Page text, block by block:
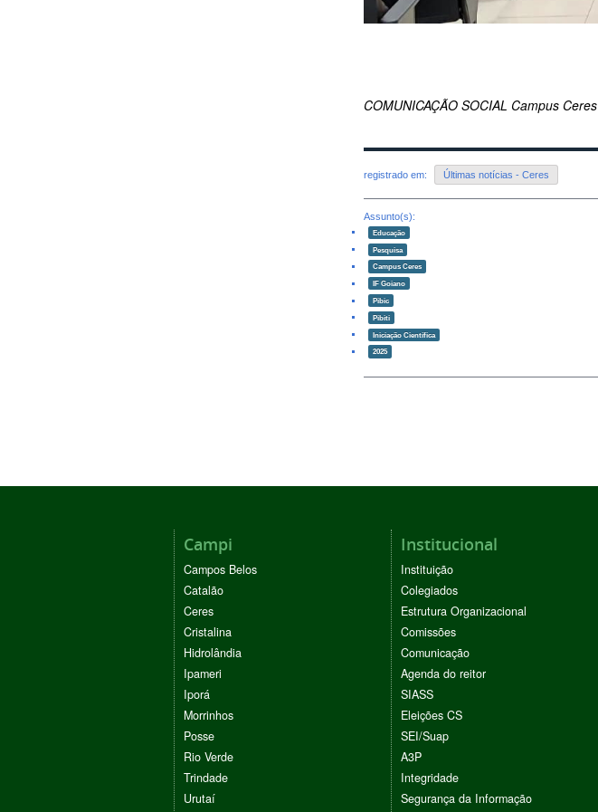
COMUNICAÇÃO SOCIAL Campus Ceres
registrado em: Últimas notícias - Ceres
Assunto(s):
Educação
Pesquisa
Campus Ceres
IF Goiano
Pibic
Pibiti
Iniciação Científica
2025
Campi
Campos Belos
Catalão
Ceres
Cristalina
Hidrolândia
Ipameri
Iporá
Morrinhos
Posse
Rio Verde
Trindade
Urutaí
Institucional
Instituição
Colegiados
Estrutura Organizacional
Comissões
Comunicação
Agenda do reitor
SIASS
Eleições CS
SEI/Suap
A3P
Integridade
Segurança da Informação